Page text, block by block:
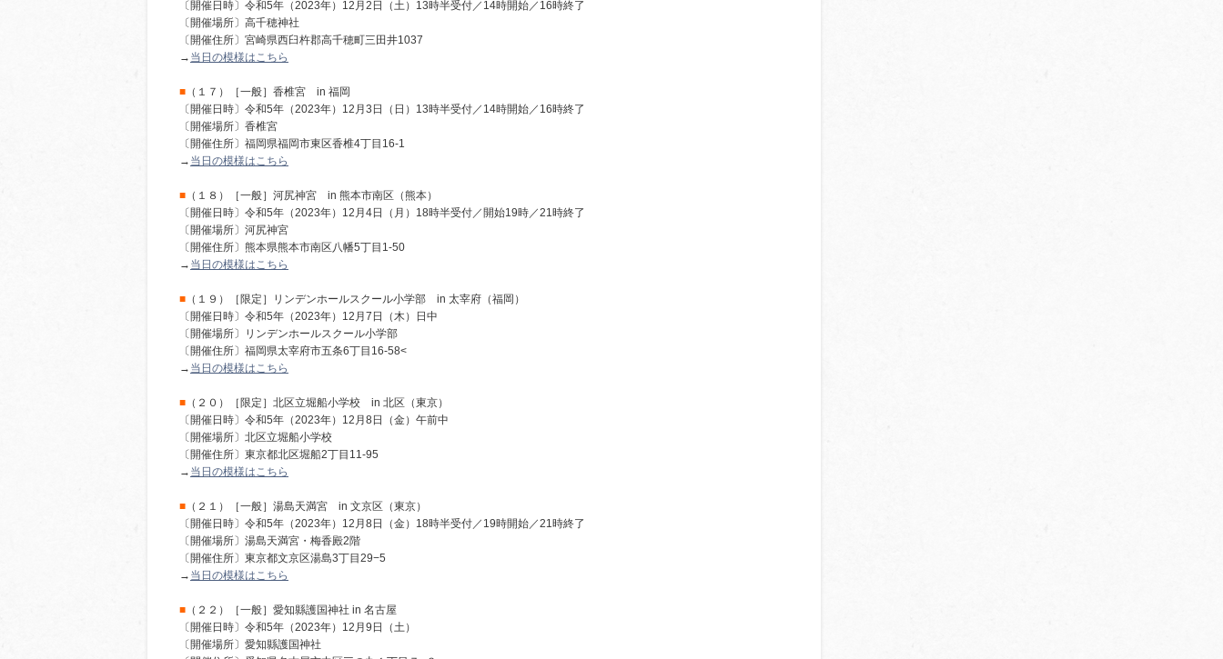
〔開催日時〕令和5年（2023年）12月2日（土）13時半受付／14時開始／16時終了
〔開催場所〕高千穂神社
〔開催住所〕宮崎県西臼杵郡高千穂町三田井1037
→ 当日の模様はこちら
■ （１７）［一般］香椎宮 in 福岡
〔開催日時〕令和5年（2023年）12月3日（日）13時半受付／14時開始／16時終了
〔開催場所〕香椎宮
〔開催住所〕福岡県福岡市東区香椎4丁目16-1
→ 当日の模様はこちら
■ （１８）［一般］河尻神宮 in 熊本市南区（熊本）
〔開催日時〕令和5年（2023年）12月4日（月）18時半受付／開始19時／21時終了
〔開催場所〕河尻神宮
〔開催住所〕熊本県熊本市南区八幡5丁目1-50
→ 当日の模様はこちら
■ （１９）［限定］リンデンホールスクール小学部 in 太宰府（福岡）
〔開催日時〕令和5年（2023年）12月7日（木）日中
〔開催場所〕リンデンホールスクール小学部
〔開催住所〕福岡県太宰府市五条6丁目16-58<
→ 当日の模様はこちら
■ （２０）［限定］北区立堀船小学校 in 北区（東京）
〔開催日時〕令和5年（2023年）12月8日（金）午前中
〔開催場所〕北区立堀船小学校
〔開催住所〕東京都北区堀船2丁目11-95
→ 当日の模様はこちら
■ （２１）［一般］湯島天満宮 in 文京区（東京）
〔開催日時〕令和5年（2023年）12月8日（金）18時半受付／19時開始／21時終了
〔開催場所〕湯島天満宮・梅香殿2階
〔開催住所〕東京都文京区湯島3丁目29−5
→ 当日の模様はこちら
■ （２２）［一般］愛知縣護国神社 in 名古屋
〔開催日時〕令和5年（2023年）12月9日（土）
〔開催場所〕愛知縣護国神社